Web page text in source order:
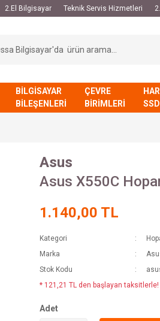
2.El Bilgisayar Teknik Servis Hizmetleri
BİLGİSAYAR
BİLEŞENLERİ
ÇEVRE
BİRİMLERİ
Asus
Asus X550C
1.140,00 TL
Kategori
Marka
Stok Kodu
* 121,21 TL den başlayan taksitlerle!
Adet